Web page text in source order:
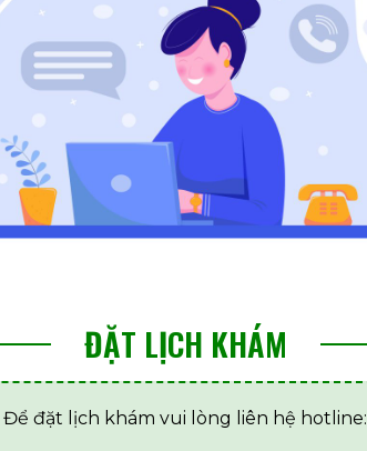
ĐẶT LỊCH KHÁM
Để đặt lịch khám vui lòng liên hệ hotline: